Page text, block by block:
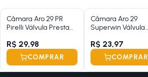
Câmara Aro 29 PR
Pirelli Válvula Presta
R$ 29,98
COMPRAR
Câmara Aro 29
Superwin Válvula
R$ 23,97
COMPRAR